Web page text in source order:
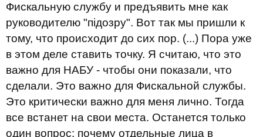
Фискальную службу и предъявить мне как
руководителю "підозру". Вот так мы пришли к
тому, что происходит до сих пор. (...) Пора уже
в этом деле ставить точку. Я считаю, что это
важно для НАБУ - чтобы они показали, что
сделали. Это важно для Фискальной службы.
Это критически важно для меня лично. Тогда
все встанет на свои места. Останется только
один вопрос: почему отдельные лица в